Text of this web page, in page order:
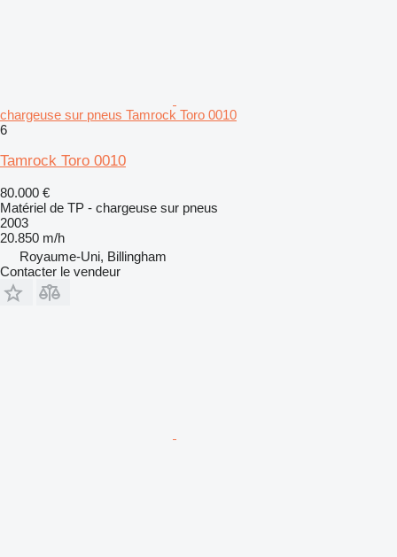
chargeuse sur pneus Tamrock Toro 0010
6
Tamrock Toro 0010
80.000 €
Matériel de TP - chargeuse sur pneus
2003
20.850 m/h
Royaume-Uni, Billingham
Contacter le vendeur